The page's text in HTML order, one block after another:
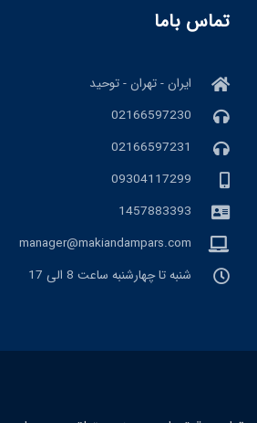
تماس باما
ایران - تهران - توحید
02166597230
02166597231
09304117299
1457883393
manager@makiandampars.com
شنبه تا چهارشنبه ساعت 8 الی 17